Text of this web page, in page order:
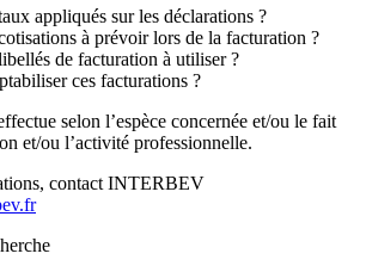
appliqués sur les déclarations ?
à prévoir lors de la facturation ?
de facturation à utiliser ?
ces facturations ?
selon l’espèce concernée et/ou le fait
et/ou l’activité professionnelle.
contact INTERBEV